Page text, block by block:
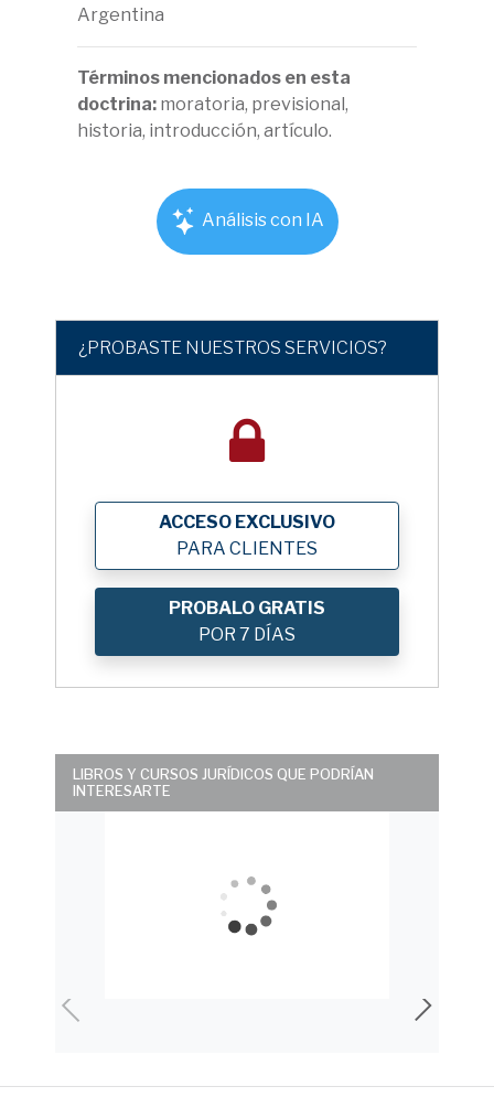
Argentina
Términos mencionados en esta
doctrina: moratoria, previsional,
historia, introducción, artículo.
Análisis con IA
¿PROBASTE NUESTROS SERVICIOS?
ACCESO EXCLUSIVO
PARA CLIENTES
PROBALO GRATIS
POR 7 DÍAS
LIBROS Y CURSOS JURÍDICOS QUE PODRÍAN
INTERESARTE